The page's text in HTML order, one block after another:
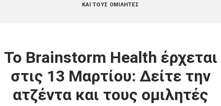
ΚΑΙ ΤΟΥΣ ΟΜΙΛΗΤΈΣ
Το Brainstorm Health έρχεται
στις 13 Μαρτίου: Δείτε την
ατζέντα και τους ομιλητές